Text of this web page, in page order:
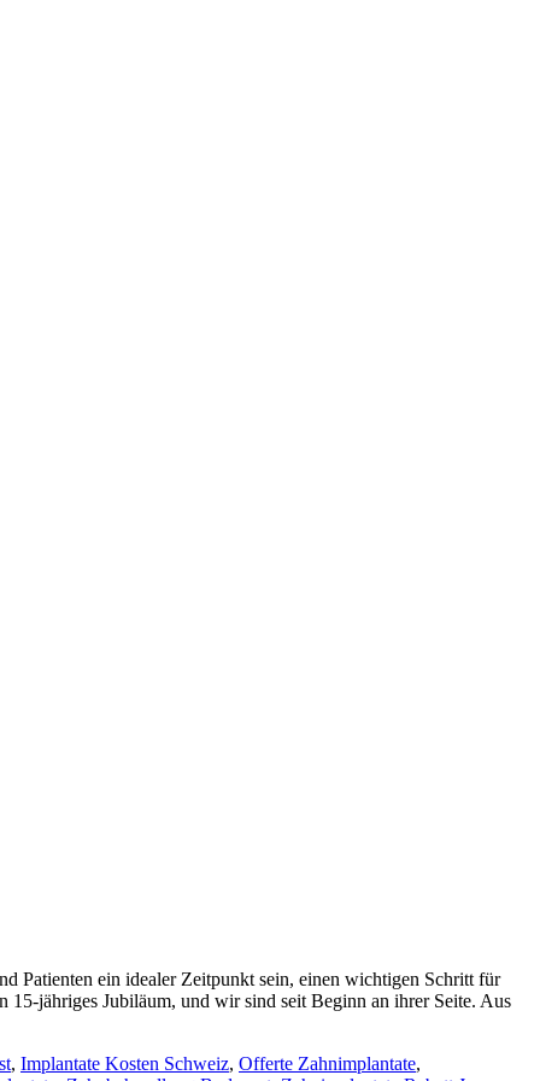
Patienten ein idealer Zeitpunkt sein, einen wichtigen Schritt für
15-jähriges Jubiläum, und wir sind seit Beginn an ihrer Seite. Aus
, Implantate Kosten Schweiz, Offerte Zahnimplantate,